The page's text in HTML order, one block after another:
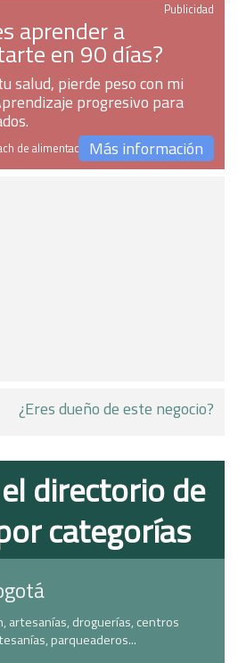
Publicidad
aprender a
en 90 días?
salud, pierde peso con mi
progresivo para
de alimentaciónMás información
¿Eres dueño de este negocio?
directorio de
categorías
artesanías, droguerías, centros
parqueaderos...